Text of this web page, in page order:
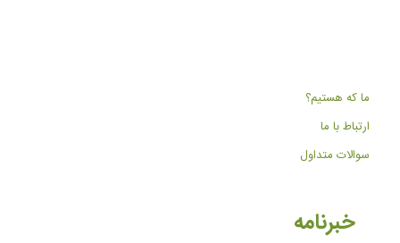
ما که هستیم؟
ارتباط با ما
سوالات متداول
خبرنامه